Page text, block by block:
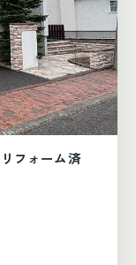
フォーム済